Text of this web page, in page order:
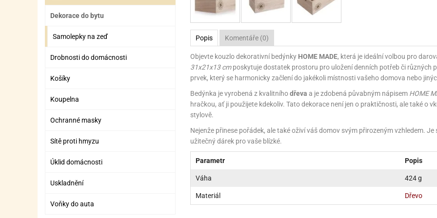
KÁVA
KOŘENÍ
MLÉČNÉ SUROVINY
MOUKA A DROŽDÍ
NÁPLNĚ A KRÉMY
OLEJE A TUKY
OŘECHOVÁ MÁSLA
PEKAŘSKÉ SUROVINY
PŘÍSADY A OCHUCOVADLA
VYPICHOVAČE
OTOČNÉ STOJANY NA ZDOBENÍ (LAZY SUSAN)
SEPARACE A VÝZTUHY DORTŮ
SILIKONOVÉ FORMY NA BONBÓNY
BOXY A TAŠKY NA POMŮCKY
PŘENÁŠENÍ DORTŮ A DEZERTŮ
TEKUTÉ BARVY
TŘPYTKY DO NÁPOJŮ
KÁVA
KOŘENÍ
MLÉČNÉ SUROVINY
MOUKA A DROŽDÍMANDLOVÁ MOUKA
NÁPLNĚ A KRÉMY
KRÉMY
NÁPLNĚ
OCHUCOVACÍ PASTY, AROMATA
OLEJE A TUKY
OŘECHOVÁ MÁSLA
PEKAŘSKÉ SUROVINY
POLEVY A GLAZÉ
PŘÍSADY A OCHUCOVADLA
VLAŽOVKY NA CHLEBA
CHLEBNÍKY A CHLEBOVKY
PEKÁČE A PLECHY
PODLOŽKY NA VYVALOVÁNÍ
RELIÉFNÍ PODLOŽKY
SILIKONOVÉ FORMY NA PEČENÍ
SILIKONOVÉ RUKAVICE A PODLOŽKY
SÍTA
VYKRAJOVÁTKA
VYKRAJOVÁTKA NA HRNEČEK
NETRADIČNÍ VYKRAJOVÁTKA
ZÁBAVNÉ HRAČKY, DOPLŇKY
VÝROBA SLIZU
Dekorace do bytu
Samolepky na zeď
Drobnosti do domácnosti
Košíky
Koupelna
Ochranné masky
Sítě proti hmyzu
Úklid domácnosti
Uskladnění
Voňky do auta
Popis Komentáře (0)
Objevte kouzlo dekorativní bedýnky HOME MADE, která je ideální volbou pro
31x21x13 cmposkytuje dostatek prostoru pro uložení denních potřeb či různých
prvek, který se harmonicky začlení do jakékoli místnosti vašeho domova nebo
Bedýnka je vyrobená z kvalitníhodřeva a je zdobená půvabným nápisem HOME
hračkou, ať ji použijete kdekoliv. Tato dekorace není jen o praktičnosti, ale také o
stylově.
Nejenže přinese pořádek, ale také oživí váš domov svým přirozeným vzhledem.
užitečný dárek pro vaše blízké.
Parametr Popis
Váha 424 g
Materiál Dřevo